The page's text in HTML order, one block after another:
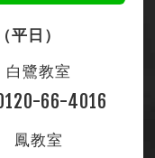
平日）
白鷺教室
66-4016
鳳教室